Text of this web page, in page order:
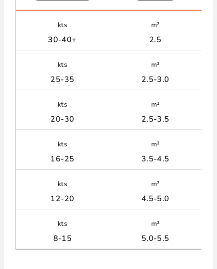
kts
30-40+
m²
2.5
kts
25-35
m²
2.5-3.0
kts
20-30
m²
2.5-3.5
kts
16-25
m²
3.5-4.5
kts
12-20
m²
4.5-5.0
kts
8-15
m²
5.0-5.5